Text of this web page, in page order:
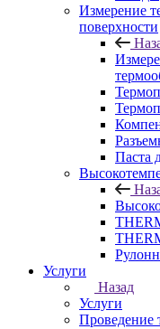
Измерение
поверхности
Паста
Услуги
Назад
Услуги
Проведение